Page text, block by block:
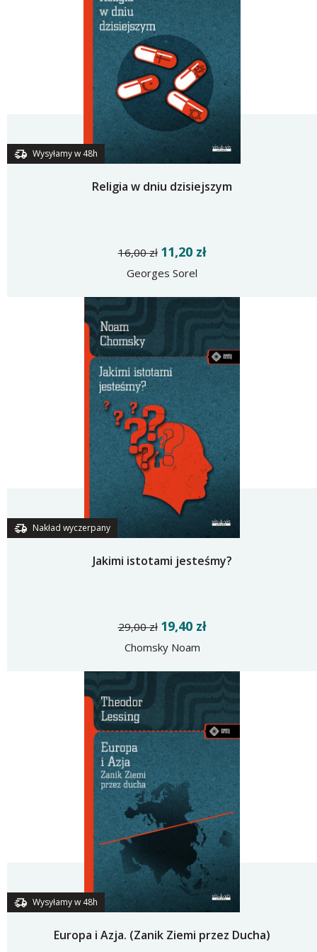
Wysyłamy w 48h
Religia w dniu dzisiejszym
16,00 zł 11,20 zł
Georges Sorel
Nakład wyczerpany
Jakimi istotami jesteśmy?
29,00 zł 19,40 zł
Chomsky Noam
Wysyłamy w 48h
Europa i Azja. (Zanik Ziemi przez Ducha)